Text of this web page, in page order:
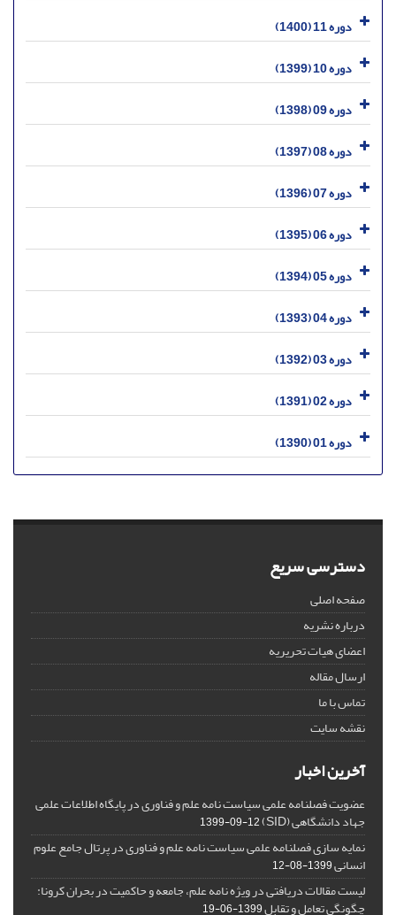
دوره 11 (1400)
دوره 10 (1399)
دوره 09 (1398)
دوره 08 (1397)
دوره 07 (1396)
دوره 06 (1395)
دوره 05 (1394)
دوره 04 (1393)
دوره 03 (1392)
دوره 02 (1391)
دوره 01 (1390)
دسترسی سریع
صفحه اصلی
درباره نشریه
اعضای هیات تحریریه
ارسال مقاله
تماس با ما
نقشه سایت
آخرین اخبار
عضویت فصلنامه علمی سیاست نامه علم و فناوری در پایگاه اطلاعات علمی
جهاد دانشگاهی (SID) 1399-09-12
نمایه سازی فصلنامه علمی سیاست نامه علم و فناوری در پرتال جامع علوم
انسانی1399-08-12
لیست مقالات دریافتی در ویژه نامه علم، جامعه و حاکمیت در بحران کرونا:
چگونگی تعامل و تقابل1399-06-19